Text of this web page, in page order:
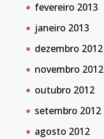
fevereiro 2013
janeiro 2013
dezembro 2012
novembro 2012
outubro 2012
setembro 2012
agosto 2012